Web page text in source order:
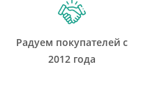
Радуем покупателей с
2012 года